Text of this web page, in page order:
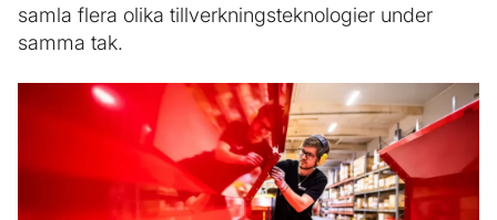
samla flera olika tillverkningsteknologier under
samma tak.